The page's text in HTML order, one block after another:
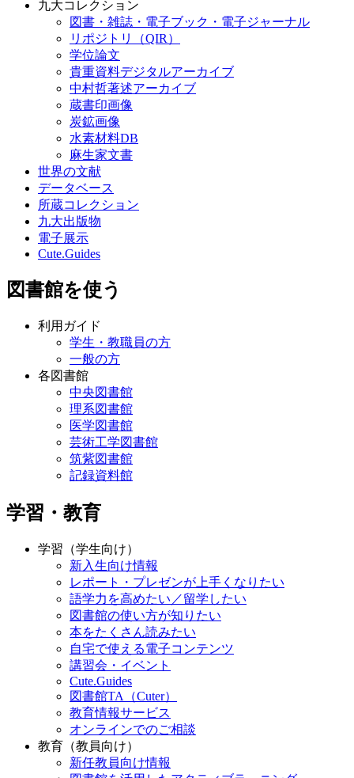
九大コレクション
図書・雑誌・電子ブック・電子ジャーナル
リポジトリ（QIR）
学位論文
貴重資料デジタルアーカイブ
中村哲著述アーカイブ
蔵書印画像
炭鉱画像
水素材料DB
麻生家文書
世界の文献
データベース
所蔵コレクション
九大出版物
電子展示
Cute.Guides
図書館を使う
利用ガイド
学生・教職員の方
一般の方
各図書館
中央図書館
理系図書館
医学図書館
芸術工学図書館
筑紫図書館
記録資料館
学習・教育
学習（学生向け）
新入生向け情報
レポート・プレゼンが上手くなりたい
語学力を高めたい／留学したい
図書館の使い方が知りたい
本をたくさん読みたい
自宅で使える電子コンテンツ
講習会・イベント
Cute.Guides
図書館TA（Cuter）
教育情報サービス
オンラインでのご相談
教育（教員向け）
新任教員向け情報